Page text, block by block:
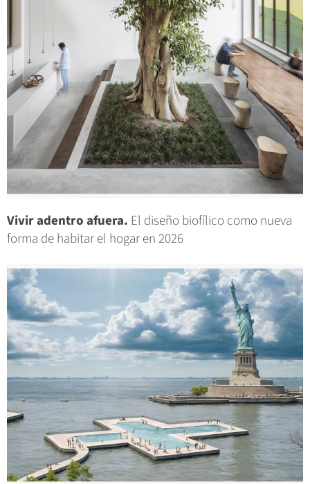
Vivir adentro afuera. El diseño biofílico como nueva
forma de habitar el hogar en 2026